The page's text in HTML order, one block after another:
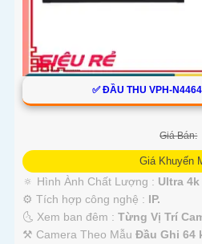
✅ ĐẦU THU VPH-
Giá Bán:
Giá Khuyến
🔅 Hình Ành Chất Lượng : Ultra 4k
⚙ Tích hợp công nghệ : IP.
🌜 Xem ban đêm : Từng Vị Trí
⚒ Camera Theo Mẫu Đầu Ghi 64